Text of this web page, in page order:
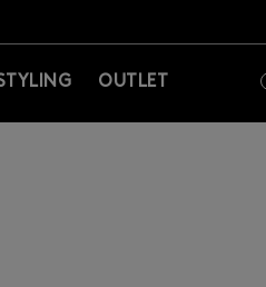
録を！
録を！
OUTLET